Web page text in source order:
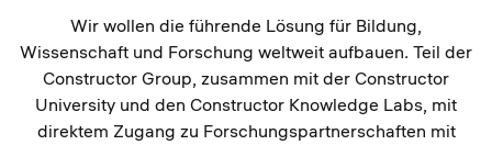
Wir wollen die führende Lösung für Bildung,
Wissenschaft und Forschung weltweit aufbauen. Teil der
Constructor Group, zusammen mit der Constructor
University und den Constructor Knowledge Labs, mit
direktem Zugang zu Forschungspartnerschaften mit